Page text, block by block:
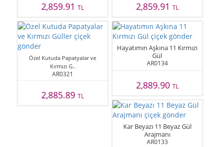
2,859.91TL 2,859.91 TL
Özel Kutuda Papatyalar ve
Kırmızı G..
AR0321
2,885.89TL
Hayatımın Aşkına 11 Kırmızı
Gül
AR0134
2,889.90 TL
Kar Beyazı 11 Beyaz Gül
Arajmanı
AR0133